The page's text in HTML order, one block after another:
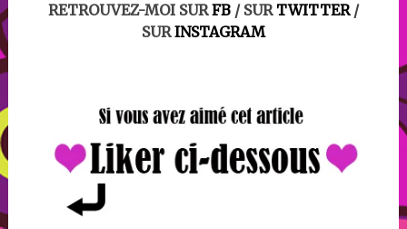
RETROUVEZ-MOI SUR FB / SUR TWITTER/
SURINSTAGRAM